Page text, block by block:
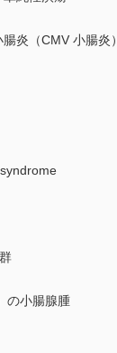
（CMV 小腸炎）
小腸腺腫